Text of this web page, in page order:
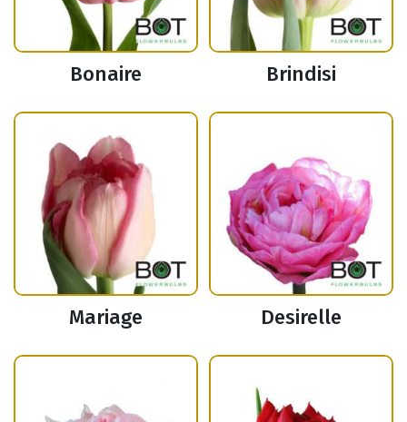
Bonaire Brindisi
Mariage Desirelle